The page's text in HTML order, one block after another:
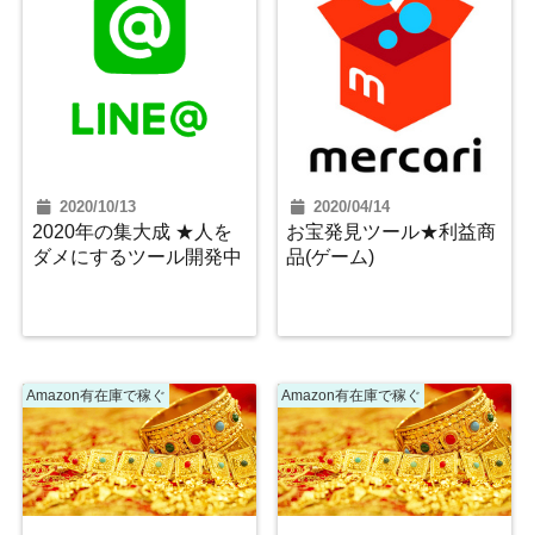
2020/10/13
2020年の集大成 ★人を
ダメにするツール開発中
2020/04/14
お宝発見ツール★利益商
品(ゲーム)
Amazon有在庫で稼ぐ Amazon有在庫で稼ぐ